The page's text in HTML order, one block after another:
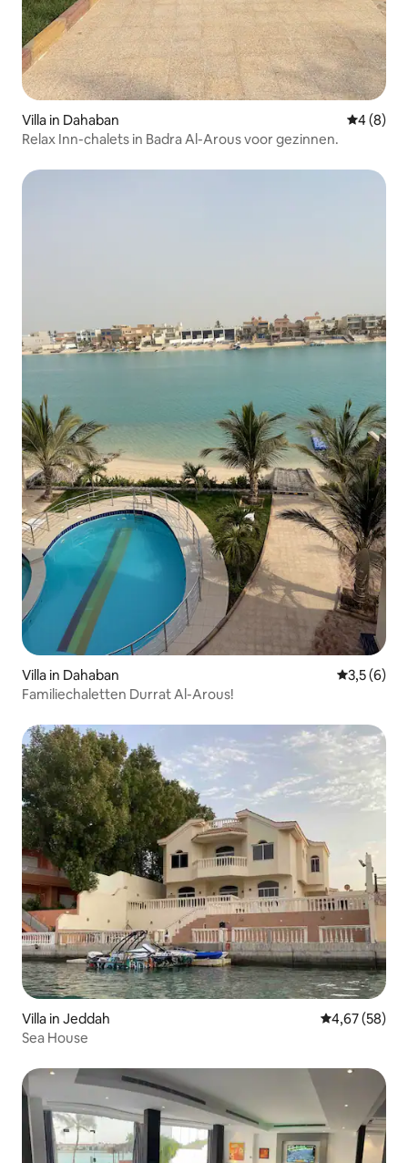
Villa in Dahaban
4 (8)
Relax Inn-chalets in Badra Al-Arous voor gezinnen.
Villa in Dahaban
3,5 (6)
Familiechaletten Durrat Al-Arous!
Villa in Jeddah Gemiddelde
4,67 (58)
Sea House